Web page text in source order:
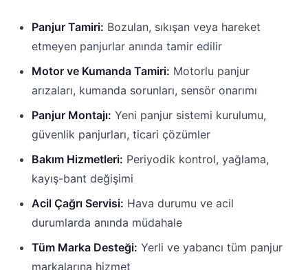
Panjur Tamiri: Bozulan, sıkışan veya hareket
etmeyen panjurlar anında tamir edilir
Motor ve Kumanda Tamiri: Motorlu panjur
arızaları, kumanda sorunları, sensör onarımı
Panjur Montajı: Yeni panjur sistemi kurulumu,
güvenlik panjurları, ticari çözümler
Bakım Hizmetleri: Periyodik kontrol, yağlama,
kayış-bant değişimi
Acil Çağrı Servisi: Hava durumu ve acil
durumlarda anında müdahale
Tüm Marka Desteği: Yerli ve yabancı tüm panjur
markalarına hizmet